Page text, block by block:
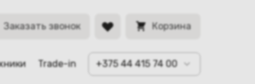
Заказать звонок Корзина
Trade-in +375 44 415 74 00
BYN